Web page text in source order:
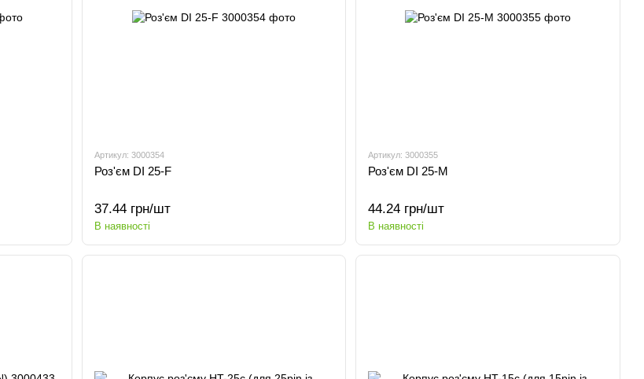
Артикул: 3000354
Роз'єм DI 25-F
37.44 грн/шт
В наявності
Артикул: 3000355
Роз'єм DI 25-M
44.24 грн/шт
В наявності